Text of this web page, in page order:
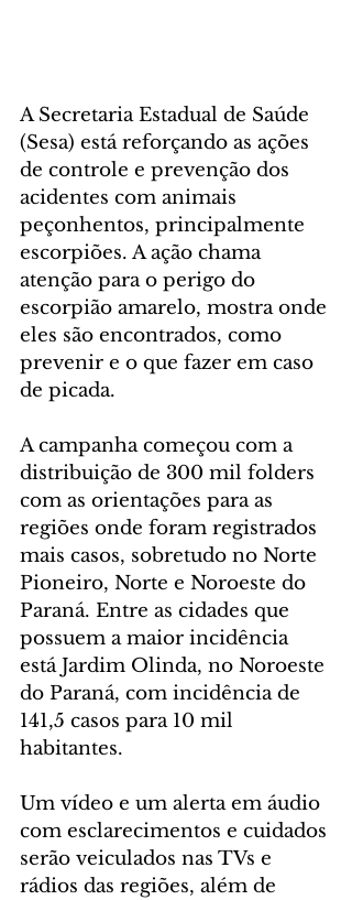
A Secretaria Estadual de Saúde
(Sesa) está reforçando as ações
de controle e prevenção dos
acidentes com animais
peçonhentos, principalmente
escorpiões. A ação chama
atenção para o perigo do
escorpião amarelo, mostra onde
eles são encontrados, como
prevenir e o que fazer em caso
de picada.
A campanha começou com a
distribuição de 300 mil folders
com as orientações para as
regiões onde foram registrados
mais casos, sobretudo no Norte
Pioneiro, Norte e Noroeste do
Paraná. Entre as cidades que
possuem a maior incidência
está Jardim Olinda, no Noroeste
do Paraná, com incidência de
141,5 casos para 10 mil
habitantes.
Um vídeo e um alerta em áudio
com esclarecimentos e cuidados
serão veiculados nas TVs e
rádios das regiões, além de